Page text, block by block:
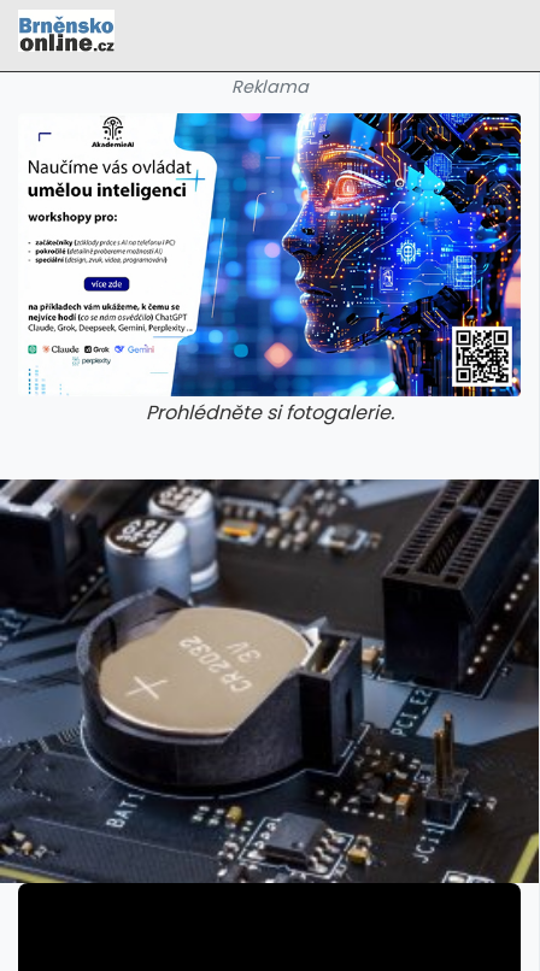
Reklama
Prohlédněte si fotogalerie.